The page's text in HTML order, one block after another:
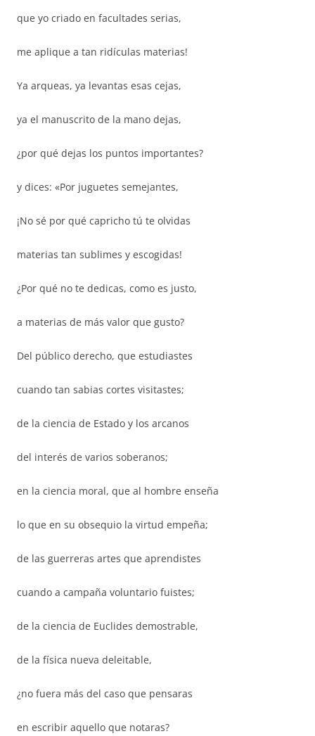
que yo criado en facultades serias,
me aplique a tan ridículas materias!
Ya arqueas, ya levantas esas cejas,
ya el manuscrito de la mano dejas,
¿por qué dejas los puntos importantes?
y dices: «Por juguetes semejantes,
¡No sé por qué capricho tú te olvidas
materias tan sublimes y escogidas!
¿Por qué no te dedicas, como es justo,
a materias de más valor que gusto?
Del público derecho, que estudiastes
cuando tan sabias cortes visitastes;
de la ciencia de Estado y los arcanos
del interés de varios soberanos;
en la ciencia moral, que al hombre enseña
lo que en su obsequio la virtud empeña;
de las guerreras artes que aprendistes
cuando a campaña voluntario fuistes;
de la ciencia de Euclides demostrable,
de la física nueva deleitable,
¿no fuera más del caso que pensaras
en escribir aquello que notaras?